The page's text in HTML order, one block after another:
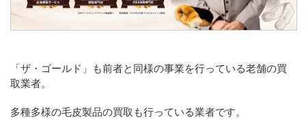
「ザ・ゴールド」も前者と同様の事業を行っている老舗の買
取業者。
多種多様の毛皮製品の買取も行っている業者です。